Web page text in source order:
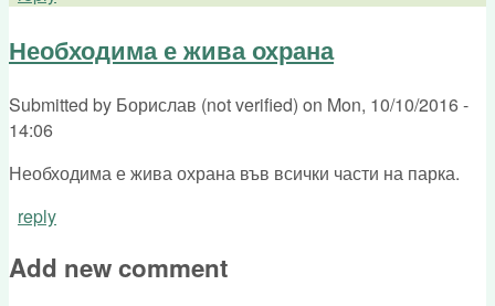
Необходима е жива охрана
Submitted by Борислав (not verified) on Mon, 10/10/2016 -
14:06
Необходима е жива охрана във всички части на парка.
reply
Add new comment